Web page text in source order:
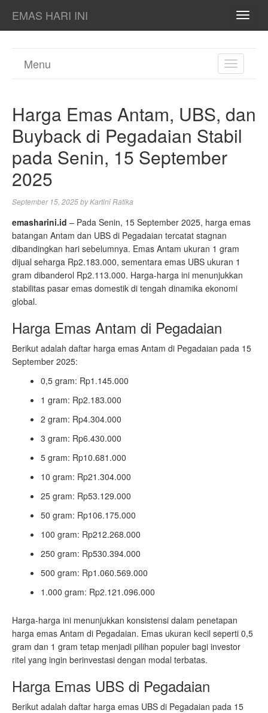
EMAS HARI INI
TOGGLE
Menu
Harga Emas Antam, UBS, dan
Buyback di Pegadaian Stabil
pada Senin, 15 September
2025
September 15, 2025byKartini Ratika
emasharini.id – Pada Senin, 15 September 2025, harga emas
batangan Antam dan UBS di Pegadaian tercatat stagnan
dibandingkan hari sebelumnya. Emas Antam ukuran 1 gram
dijual seharga Rp2.183.000, sementara emas UBS ukuran 1
gram dibanderol Rp2.113.000. Harga-harga ini menunjukkan
stabilitas pasar emas domestik di tengah dinamika ekonomi
global.
Harga Emas Antam di Pegadaian
Berikut adalah daftar harga emas Antam di Pegadaian pada 15
September 2025:
0,5 gram: Rp1.145.000
1 gram: Rp2.183.000
2 gram: Rp4.304.000
3 gram: Rp6.430.000
5 gram: Rp10.681.000
10 gram: Rp21.304.000
25 gram: Rp53.129.000
50 gram: Rp106.175.000
100 gram: Rp212.268.000
250 gram: Rp530.394.000
500 gram: Rp1.060.569.000
1.000 gram: Rp2.121.096.000
Harga-harga ini menunjukkan konsistensi dalam penetapan
harga emas Antam di Pegadaian. Emas ukuran kecil seperti 0,5
gram dan 1 gram tetap menjadi pilihan populer bagi investor
ritel yang ingin berinvestasi dengan modal terbatas.
Harga Emas UBS di Pegadaian
Berikut adalah daftar harga emas UBS di Pegadaian pada 15